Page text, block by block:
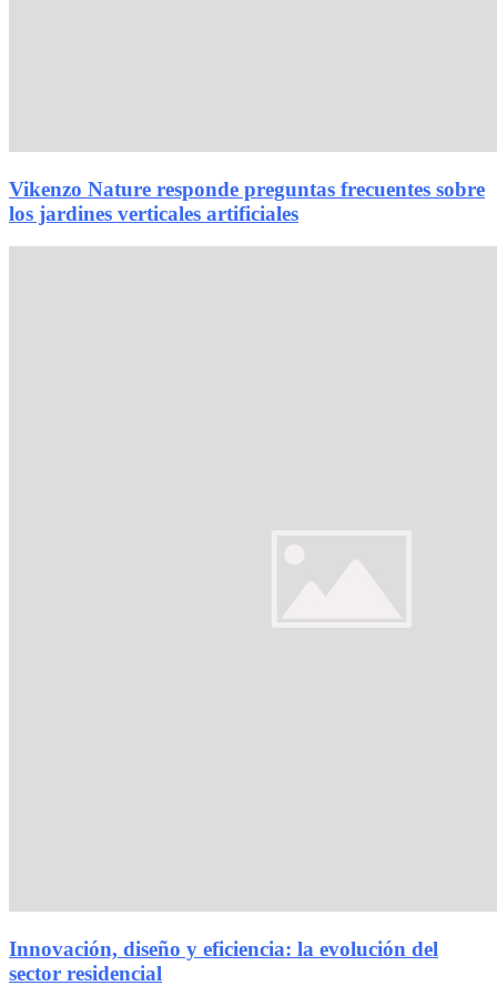
Vikenzo Nature responde preguntas frecuentes sobre
los jardines verticales artificiales
Innovación, diseño y eficiencia: la evolución del
sector residencial